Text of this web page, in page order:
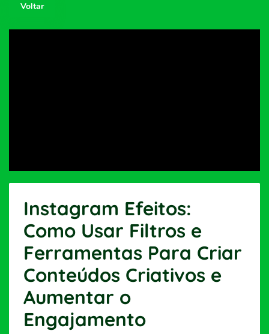
Voltar
Instagram Efeitos:
Como Usar Filtros e
Ferramentas Para Criar
Conteúdos Criativos e
Aumentar o
Engajamento